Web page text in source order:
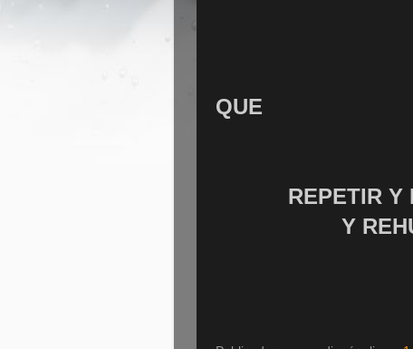
QUE
REPETIR Y
Y